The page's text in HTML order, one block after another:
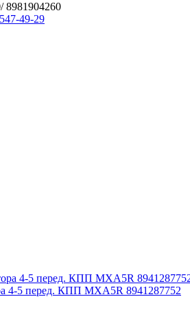
8981904260
49-29
4-5 перед. КПП MXA5R 8941287752